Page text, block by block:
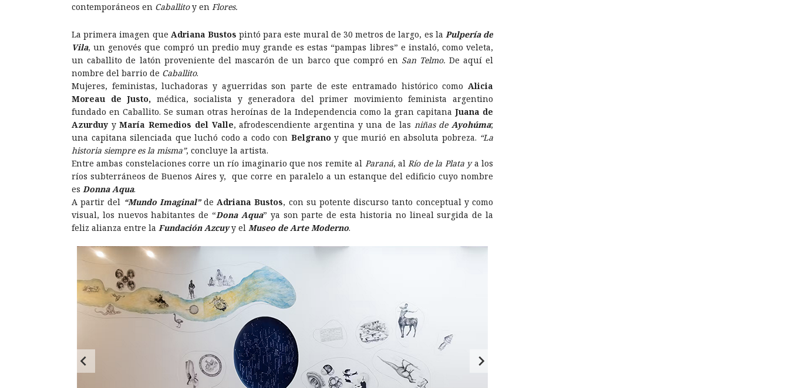
contemporáneos en Caballitoy en Flores.
La primera imagen que Adriana Bustos pintó para este mural de 30 metros de largo, es la Pulpería de
Vila, un genovés que compró un predio muy grande es estas “pampas libres” e instaló, como veleta,
un caballito de latón proveniente del mascarón de un barco que compró en San Telmo. De aquí el
nombre del barrio de Caballito.
Mujeres, feministas, luchadoras y aguerridas son parte de este entramado histórico como Alicia
Moreau de Justo, médica, socialista y generadora del primer movimiento feminista argentino
fundado en Caballito. Se suman otras heroínas de la Independencia como la gran capitana Juana de
Azurduy yMaría Remedios del Valle, afrodescendiente argentina y una de las niñas deAyohúma;
una capitana silenciada que luchó codo a codo con Belgranoy que murió en absoluta pobreza. “La
historia siempre es la misma”, concluye la artista.
Entre ambas constelaciones corre un río imaginario que nos remite al Paraná, al Río de la Plata ya los
ríos subterráneos de Buenos Aires y, que corre en paralelo a un estanque del edificio cuyo nombre
es Donna Aqua.
A partir del “Mundo Imaginal”de Adriana Bustos, con su potente discurso tanto conceptual y como
visual, los nuevos habitantes de “Dona Aqua” ya son parte de esta historia no lineal surgida de la
feliz alianza entre la Fundación Azcuyy el Museo de Arte Moderno.